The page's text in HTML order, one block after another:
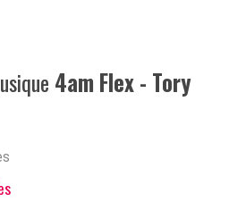
4am Flex - Tory